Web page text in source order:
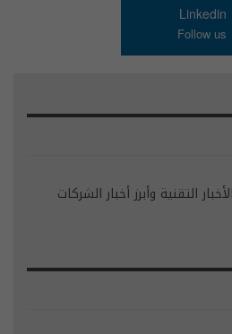
Linkedin
Follow us
التقنية وأبرز أخبار الشركات